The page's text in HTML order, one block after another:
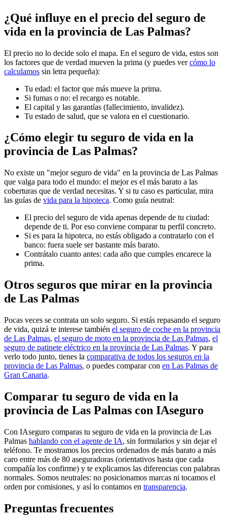
¿Qué influye en el precio del seguro de
vida en la provincia de Las Palmas?
El precio no lo decide solo el mapa. En el seguro de vida, estos son
los factores que de verdad mueven la prima (y puedes vercómo lo
calculamos sin letra pequeña):
Tu edad: el factor que más mueve la prima.
Si fumas o no: el recargo es notable.
El capital y las garantías (fallecimiento, invalidez).
Tu estado de salud, que se valora en el cuestionario.
¿Cómo elegir tu seguro de vida en la
provincia de Las Palmas?
No existe un "mejor seguro de vida" en la provincia de Las Palmas
que valga para todo el mundo: el mejor es el más barato a las
coberturas que de verdad necesitas. Y si tu caso es particular, mira
las guías de vida para la hipoteca. Como guía neutral:
El precio del seguro de vida apenas depende de tu ciudad:
depende de ti. Por eso conviene comparar tu perfil concreto.
Si es para la hipoteca, no estás obligado a contratarlo con el
banco: fuera suele ser bastante más barato.
Contrátalo cuanto antes: cada año que cumples encarece la
prima.
Otros seguros que mirar en la provincia
de Las Palmas
Pocas veces se contrata un solo seguro. Si estás repasando el seguro
de vida, quizá te interese también el seguro de coche en la provincia
de Las Palmas, el seguro de moto en la provincia de Las Palmas, el
seguro de patinete eléctrico en la provincia de Las Palmas. Y para
verlo todo junto, tienes la comparativa de todos los seguros en la
provincia de Las Palmas, o puedes comparar con en Las Palmas de
Gran Canaria.
Comparar tu seguro de vida en la
provincia de Las Palmas con IAseguro
Con IAseguro comparas tu seguro de vida en la provincia de Las
Palmas hablando con el agente de IA, sin formularios y sin dejar el
teléfono. Te mostramos los precios ordenados de más barato a más
caro entre más de 80 aseguradoras (orientativos hasta que cada
compañía los confirme) y te explicamos las diferencias con palabras
normales. Somos neutrales: no posicionamos marcas ni tocamos el
orden por comisiones, y así lo contamos en transparencia.
Preguntas frecuentes